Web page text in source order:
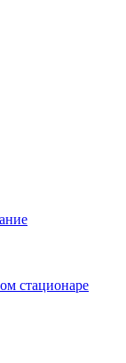
стационаре